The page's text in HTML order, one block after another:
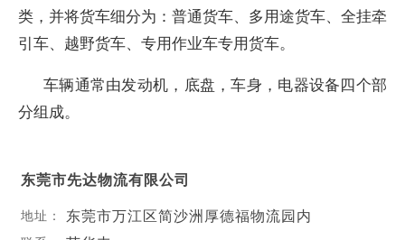
类，并将货车细分为：普通货车、多用途货车、全挂牵
引车、越野货车、专用作业车专用货车。
车辆通常由发动机，底盘，车身，电器设备四个部
分组成。
东莞市先达物流有限公司
地址： 东莞市万江区简沙洲厚德福物流园内